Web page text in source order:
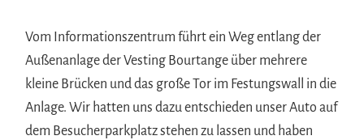
Vom Informationszentrum führt ein Weg entlang der
Außenanlage der Vesting Bourtange über mehrere
kleine Brücken und das große Tor im Festungswall in die
Anlage. Wir hatten uns dazu entschieden unser Auto auf
dem Besucherparkplatz stehen zu lassen und haben